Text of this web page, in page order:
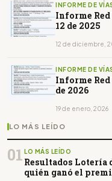
INFORME DE
Informe
12 de 2025
12 de diciembre,
INFORME DE
Informe Red
de 2026
19 de enero, 2026
LO MÁS LEÍDO
01 LO MÁS LEÍDO
Resultados Lotería
quién ganó el